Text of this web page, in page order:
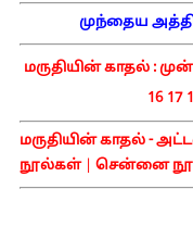
முந்தைய
மருதியின் காதல் :
16 17
மருதியின் காதல் -
நூல்கள்| சென்னை